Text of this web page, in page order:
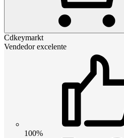
Cdkeymarkt
Vendedor excelente
100%